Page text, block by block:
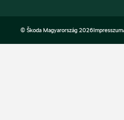
© Škoda Magyarország 2026Impresszum